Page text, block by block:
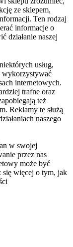
ze sklepem,
Ten rodzaj
informacje o
działanie naszej
usług,
wykorzystywać
internetowych.
trafne oraz
też
Reklamy te służą
naszego
w swojej
przez nas
może być
więcej o tym, jak